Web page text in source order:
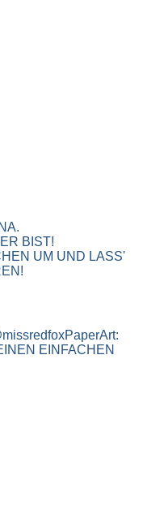
BIST!
UM UND LASS'
EINFACHEN